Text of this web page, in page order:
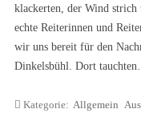
klackerten, der Wind
echte Reiterinnen und
wir uns bereit für den
Dinkelsbühl. Dort
Kategorie: Allgemein